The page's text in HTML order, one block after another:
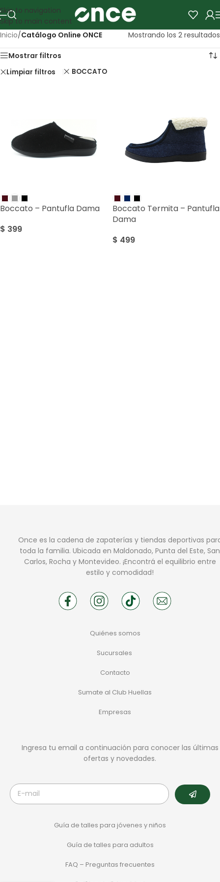
Skip to navigation
Skip to main content
Inicio/Catálogo Online ONCE Mostrando los 2 resultados
Mostrar filtros
Limpiar filtros BOCCATO
Boccato – Pantufla Dama
$ 399
Boccato Termita – Pantufla
Dama
$ 499
Once es la cadena de zapaterías y tiendas deportivas
toda la familia. Ubicada en Maldonado, Punta del Este, San
Carlos, Rocha y Montevideo. ¡Encontrá el equilibrio entre
estilo y comodidad!
Quiénes somos
Sucursales
Contacto
Sumate al Club Huellas
Empresas
Ingresa tu email a continuación para conocer las últimas
ofertas y novedades.
Guía de talles para jóvenes y niños
Guía de talles para adultos
FAQ – Preguntas frecuentes